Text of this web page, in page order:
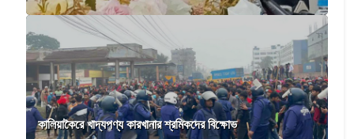
কালিয়াকৈরে খাদ্যপণ্য কারখানার শ্রমিকদের বিক্ষোভ